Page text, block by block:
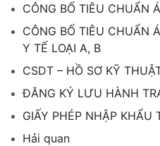
CÔNG BỐ TIÊU CHUẨN
CÔNG BỐ TIÊU CHUẨN
Y TẾ LOẠI A, B
CSDT – HỒ SƠ KỸ
ĐĂNG KÝ LƯU HÀNH
GIẤY PHÉP NHẬP KHẨU
Hải quan